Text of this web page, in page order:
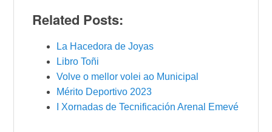
Related Posts:
La Hacedora de Joyas
Libro Toñi
Volve o mellor volei ao Municipal
Mérito Deportivo 2023
I Xornadas de Tecnificación Arenal Emevé